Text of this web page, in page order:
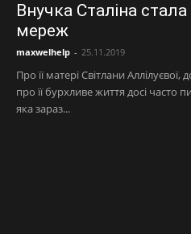
Внучка Сталіна
мереж
maxwelhelp - 25.11.2019
Про її матері Світлани Аллілуєвої,
про її бурхливе життя досі часто
яка зараз...